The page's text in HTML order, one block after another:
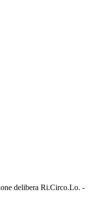
delibera Ri.Circo.Lo. -